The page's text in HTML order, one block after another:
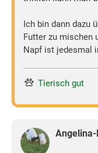
Ich bin dann dazu
Futter zu mischen
Napf ist jedesmal
Tierisch gut
Angelina-